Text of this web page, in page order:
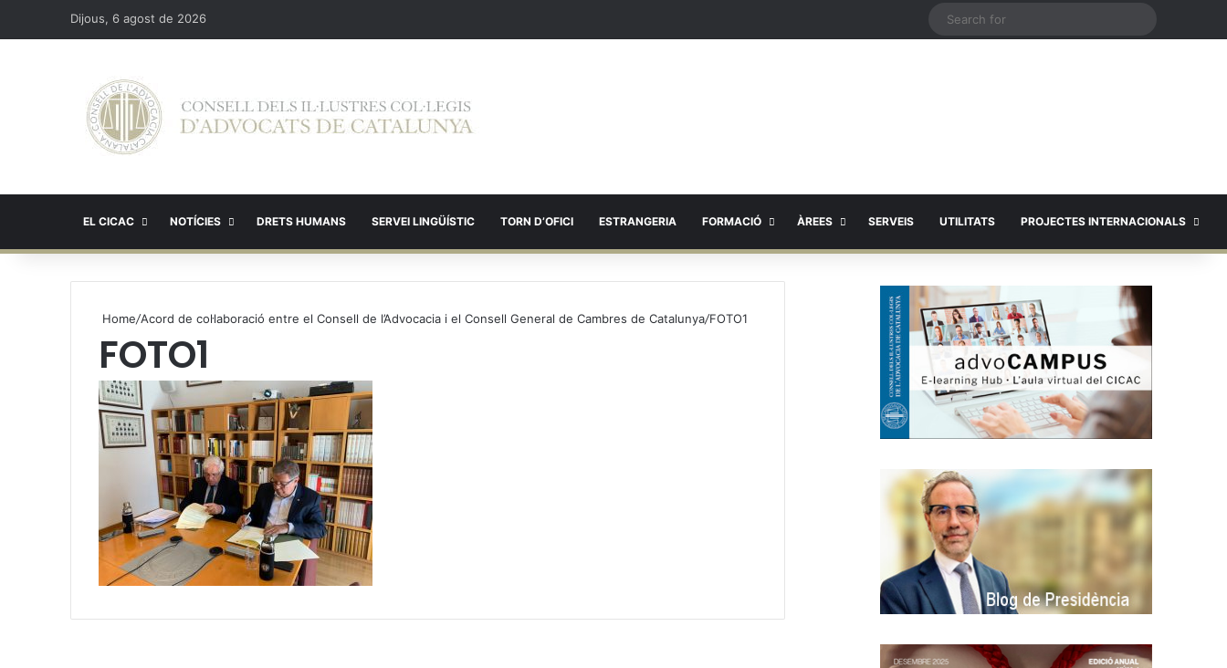
Dijous, 6 agost de 2026
EL CICAC NOTÍCIES DRETS HUMANS SERVEI LINGÜÍSTIC TORN D’OFICI ESTRANGERIA FORMACIÓ ÀREES SERVEIS UTILITATS PROJECTES INTERNACIONALS
Home/Acord de col·laboració entre el Consell de l’Advocacia i el Consell General de Cambres de Catalunya/FOTO1
FOTO1